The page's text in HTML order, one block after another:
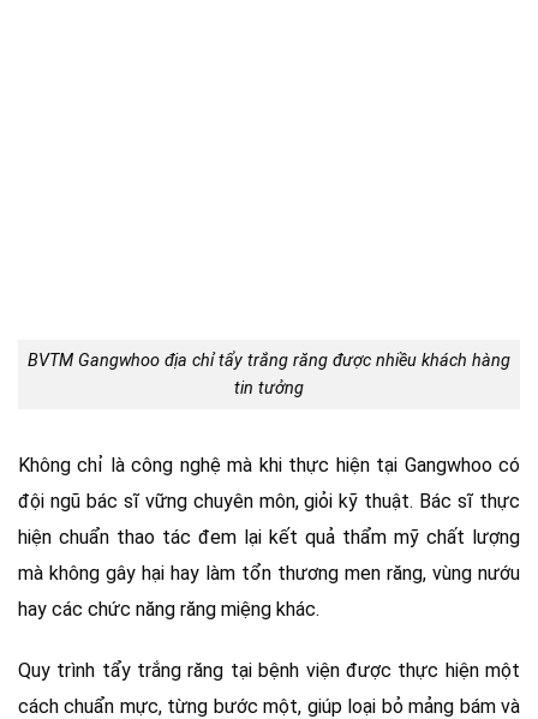
BVTM Gangwhoo địa chỉ tẩy trắng răng được nhiều khách hàng
tin tưởng
Không chỉ là công nghệ mà khi thực hiện tại Gangwhoo có
đội ngũ bác sĩ vững chuyên môn, giỏi kỹ thuật. Bác sĩ thực
hiện chuẩn thao tác đem lại kết quả thẩm mỹ chất lượng
mà không gây hại hay làm tổn thương men răng, vùng nướu
hay các chức năng răng miệng khác.
Quy trình tẩy trắng răng tại bệnh viện được thực hiện một
cách chuẩn mực, từng bước một, giúp loại bỏ mảng bám và